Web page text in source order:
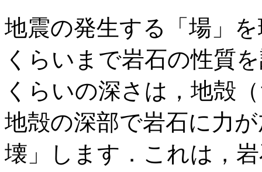
地震の発生する「場」
くらいまで岩石の性質
くらいの深さは，地殻
地殻の深部で岩石に力
壊」します．これは，